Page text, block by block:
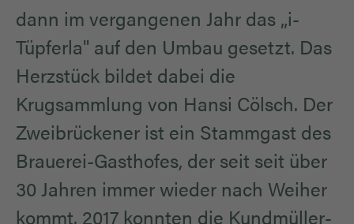
dann im vergangenen Jahr das „i-
Tüpferla" auf den Umbau gesetzt. Das
Herzstück bildet dabei die
Krugsammlung von Hansi Cölsch. Der
Zweibrückener ist ein Stammgast des
Brauerei-Gasthofes, der seit seit über
30 Jahren immer wieder nach Weiher
kommt. 2017 konnten die Kundmüller-